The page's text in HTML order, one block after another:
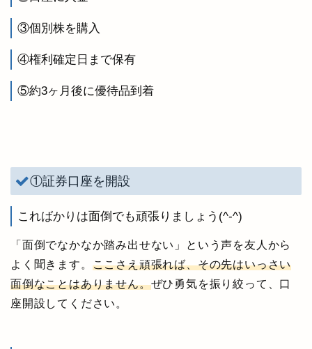
③個別株を購入
④権利確定日まで保有
⑤約3ヶ月後に優待品到着
①証券口座を開設
こればかりは面倒でも頑張りましょう(^-^)
「面倒でなかなか踏み出せない」という声を友人から
よく聞きます。 ここさえ頑張れば、その先はいっさい
面倒なことはありません。ぜひ勇気を振り絞って、口
座開設してください。